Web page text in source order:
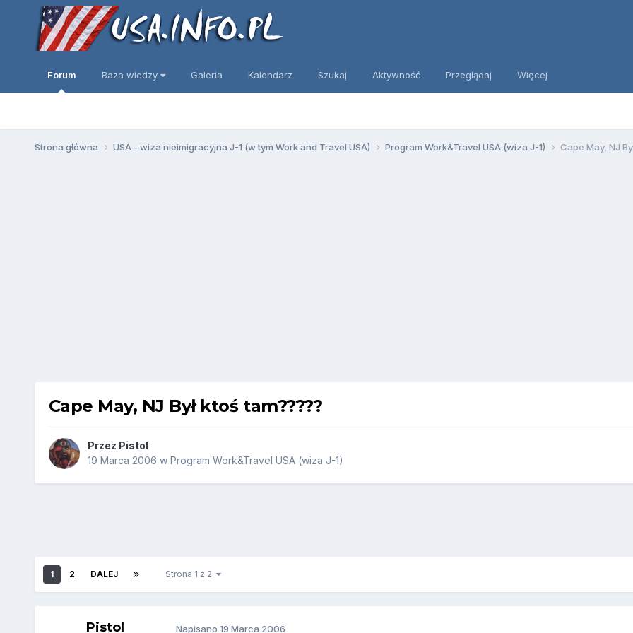
Forum Baza wiedzy Galeria Kalendarz Szukaj Aktywność Przeglądaj Więcej
Strona główna USA - wiza nieimigracyjna J-1 (w tym Work and Travel USA) Program Work&Travel USA (wiza J-1) Cape May, NJ
Cape May, NJ Był ktoś tam?????
Przez Pistol
19 Marca 2006 w Program Work&Travel USA (wiza J-1)
1 2 DALEJ Strona 1 z 2
Pistol Napisano 19 Marca 2006